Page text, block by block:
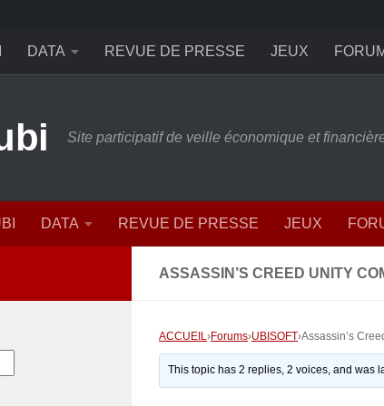
DATA REVUE DE PRESSE JEUX
Site participatif de veille économique et
DATA REVUE DE PRESSE JEUX
ASSASSIN’S CREED UNITY
ACCUEIL›Forums›UBISOFT›Assassin’s
This topic has 2 replies, 2 voices, and was